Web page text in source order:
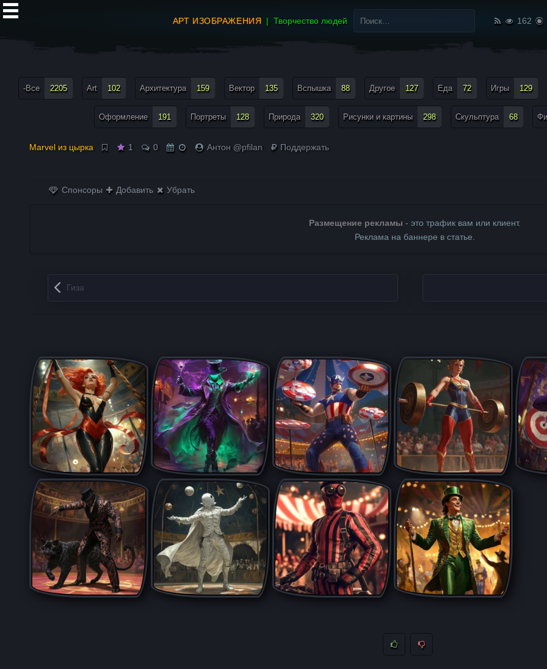
АРТ ИЗОБРАЖЕНИЯ Творчество людей
Найти:
162
-Все 2205 Art 102 Архитектура 159 Вектор 135 Вспышка 88 Другое 127 Еда 72 Игры 129
Оформление 191 Портреты 128 Природа 320 Рисунки и картины 298 Скульптура 68
Marvel из цырка 1 0 Антон @pfilan Поддержать
Спонсоры Добавить Убрать
Размещение рекламы - это трафик вам или клиент.
Реклама на баннере в статье.
Запись навигация
Гиза